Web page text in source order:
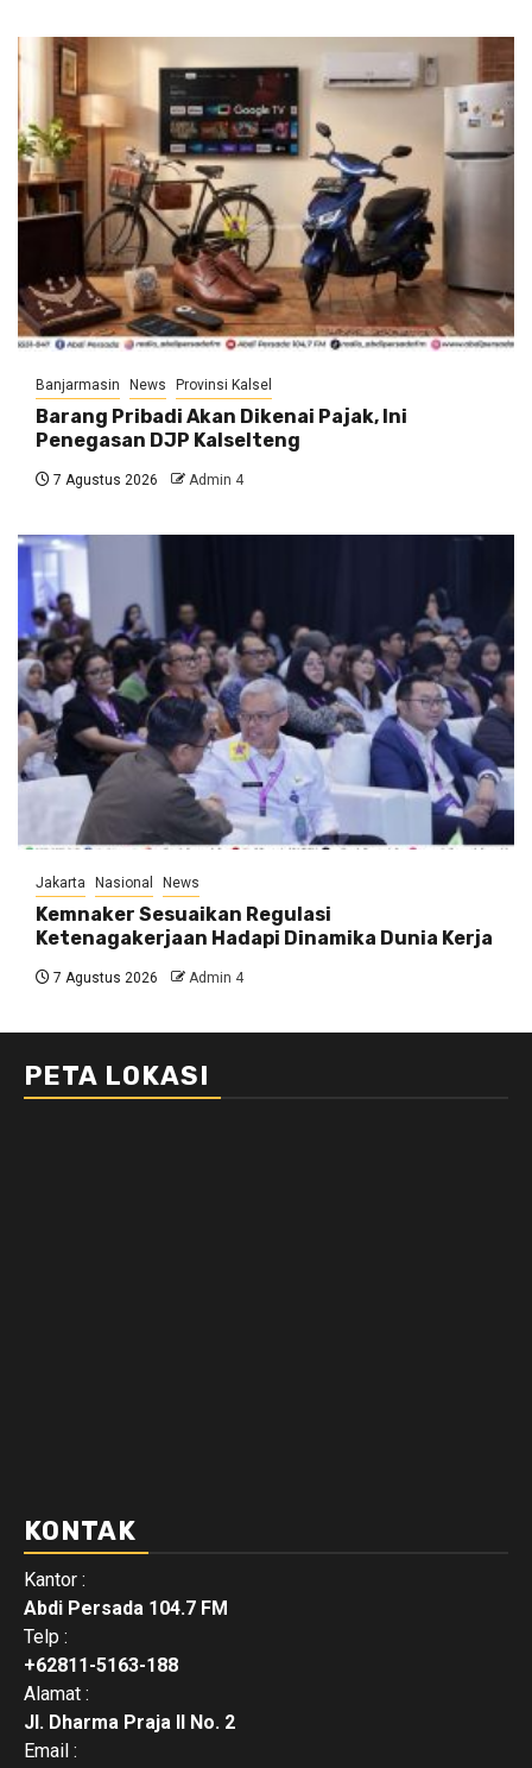
Banjarmasin News Provinsi Kalsel
Barang Pribadi Akan Dikenai Pajak, Ini
Penegasan DJP Kalselteng
7 Agustus 2026 Admin 4
Jakarta Nasional News
Kemnaker Sesuaikan Regulasi
Ketenagakerjaan Hadapi Dinamika Dunia Kerja
7 Agustus 2026 Admin 4
PETA LOKASI
KONTAK
Kantor :
Abdi Persada 104.7 FM
Telp :
+62811-5163-188
Alamat :
Jl. Dharma Praja II No. 2
Email :